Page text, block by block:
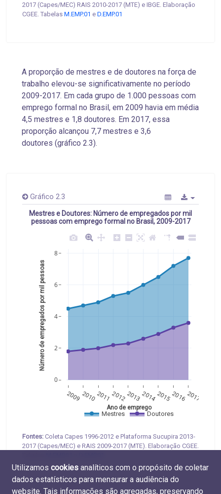
2017 (Capes/MEC) RAIS 2010-2017 (MTE) e IBGE. Elaboração
CGEE. Tabelas M.EMP.01 e D.EMP.01
A proporção de mestres e de doutores na força de
trabalho elevou-se significativamente no período
2009-2017. Em cada grupo de 1.000 pessoas com
emprego formal no Brasil, em 2009 havia em média
4,5 mestres e 1,8 doutores. Em 2017, essa
proporção alcançou 7,7 mestres e 3,6
doutores (gráfico 2.3).
Gráfico 2.3
Mestres e Doutores: Número de empregados por mil
pessoas com emprego formal no Brasil, 2009-2017
200920102011201220132014201520162017
0
2
4
6
8
Mestres Doutores
Ano de emprego
Número de empregados por mil pessoas
Fontes: Coleta Capes 1996-2012 e Plataforma Sucupira 2013-
2017 (Capes/MEC) e RAIS 2009-2017 (MTE). Elaboração CGEE.
Utilizamos cookies analíticos com o propósito de coletar
dados estatísticos para mensurar a audiência do
website. Tais informações são agregadas, preservando